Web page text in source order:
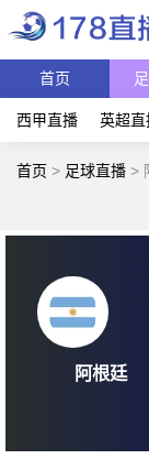
首页
西甲直播 英超直
首页 > 足球直播 >
阿根